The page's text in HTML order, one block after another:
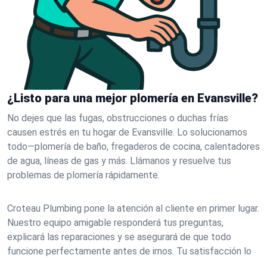
¿Listo para una mejor plomería en Evansville?
No dejes que las fugas, obstrucciones o duchas frías
causen estrés en tu hogar de Evansville. Lo solucionamos
todo—plomería de baño, fregaderos de cocina, calentadores
de agua, líneas de gas y más. Llámanos y resuelve tus
problemas de plomería rápidamente.
Croteau Plumbing pone la atención al cliente en primer lugar.
Nuestro equipo amigable responderá tus preguntas,
explicará las reparaciones y se asegurará de que todo
funcione perfectamente antes de irnos. Tu satisfacción lo